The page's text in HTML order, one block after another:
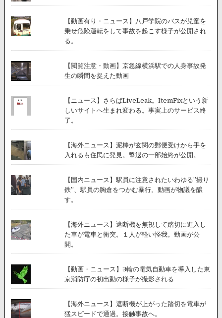
【動画有り・ニュース】八戸学院のバスが児童を
乗せ危険運転をして事故を起こす様子が公開され
る。
【閲覧注意・動画】京急線横浜駅での人身事故発
生の瞬間を捉えた動画
【ニュース】さらばLiveLeak。ItemFixという新
しいサイトへ生まれ変わる。事実上のサービス終
了。
【海外ニュース】泥棒が玄関の郵便受けから手を
入れるも住民に発見。撃退の一部始終が公開。
【国内ニュース】駅員に注意されたいわゆる”撮り
鉄”、駅員の胸倉をつかむ暴行。動画が物議を醸
す。
【海外ニュース】遮断機を無視して踏切に進入し
た車が電車と衝突。１人が軽い怪我。動画が公
開。
【動画・ニュース】3輪の電気自動車を導入した東
京消防庁の初出動の様子が撮影される
【海外ニュース】遮断機が上がった踏切を電車が
猛スピードで通過。接触事故へ。